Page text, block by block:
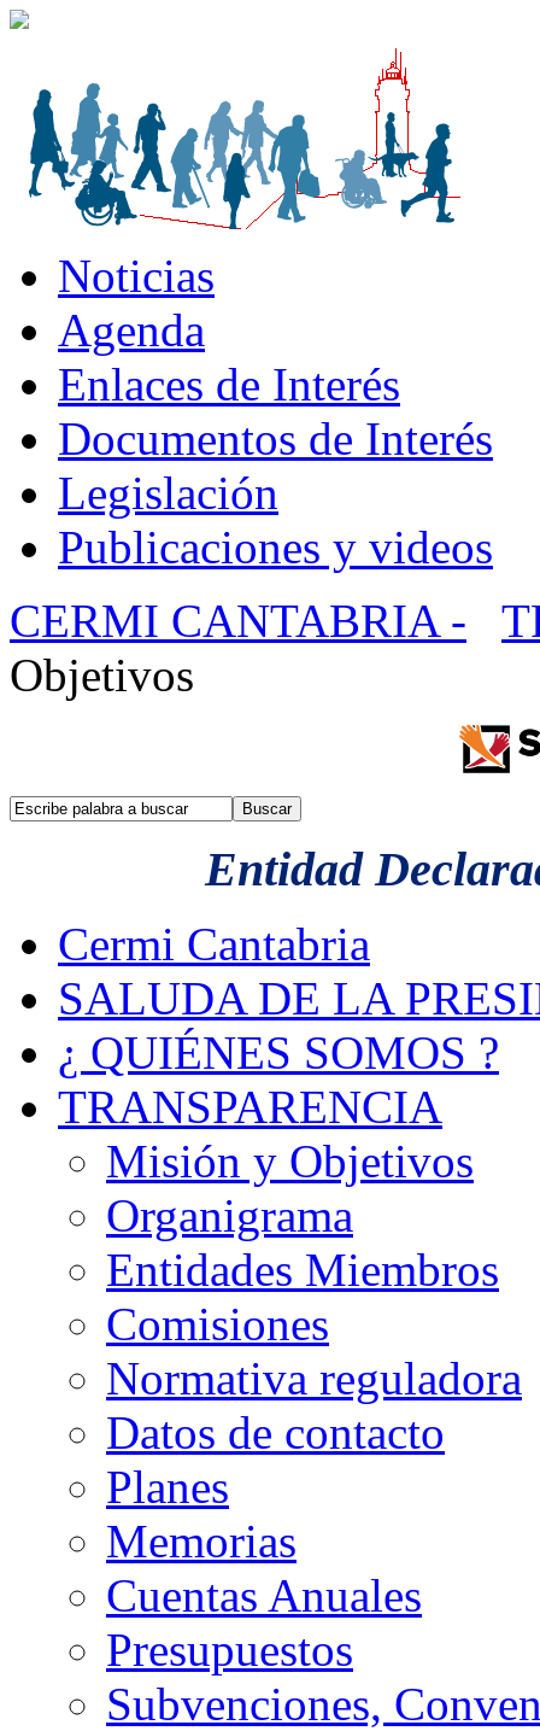
Noticias
Agenda
Enlaces de Interés
Documentos de Interés
Legislación
Publicaciones y videos
CERMI CANTABRIA -
Objetivos
Entidad
Cermi Cantabria
SALUDA DE LA
¿ QUIÉNES SOMOS ?
TRANSPARENCIA
Misión y Objetivos
Organigrama
Entidades Miembros
Comisiones
Normativa reguladora
Datos de contacto
Planes
Memorias
Cuentas Anuales
Presupuestos
Subvenciones,